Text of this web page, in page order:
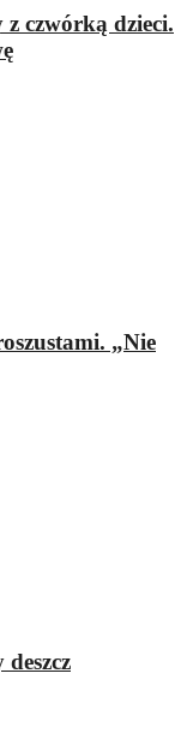
czwórką dzieci.
„Nie